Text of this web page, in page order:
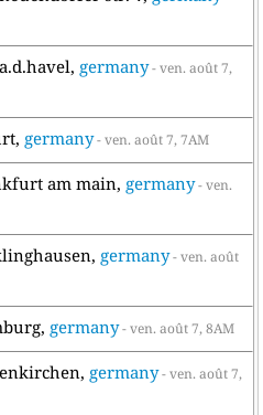
germany- ven. août 7,
germany- ven. août 7, 7AM
am main, germany- ven.
germany- ven. août
germany- ven. août 7, 8AM
germany- ven. août 7,